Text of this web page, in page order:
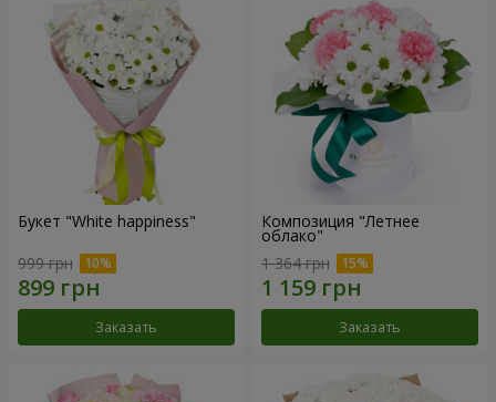
Букет "White happiness"
999 грн
Заказать
Композиция "Летнее
облако"
1 364 грн
Заказать